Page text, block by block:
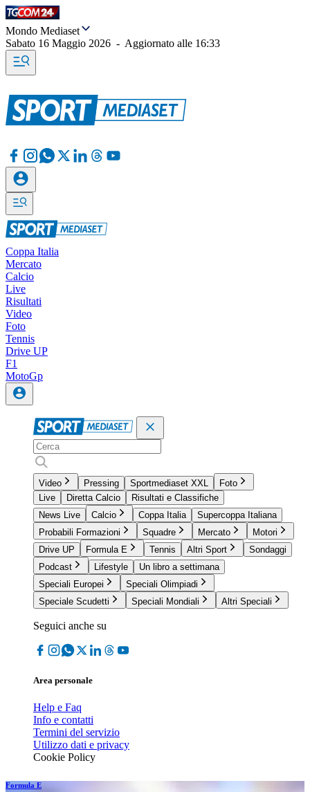
Mondo Mediaset
Sabato 16 Maggio 2026 - Aggiornato alle 16:33
Coppa Italia
Mercato
Calcio
Live
Risultati
Video
Foto
Tennis
Drive UP
F1
MotoGp
Video Pressing Sportmediaset XXL
Foto
Live
Diretta Calcio
Risultati e Classifiche
News Live
Calcio Coppa Italia
Supercoppa Italiana
Probabili Formazioni
Squadre Mercato
Motori
Drive UP
Formula E Tennis Altri Sport
Sondaggi
Podcast
Lifestyle
Un libro a settimana
Speciali Europei
Speciali Olimpiadi
Speciale Scudetti
Speciali Mondiali Altri Speciali
Seguici anche su
Area personale
Help e Faq
Info e contatti
Termini del servizio
Utilizzo dati e privacy
Cookie Policy
Formula E